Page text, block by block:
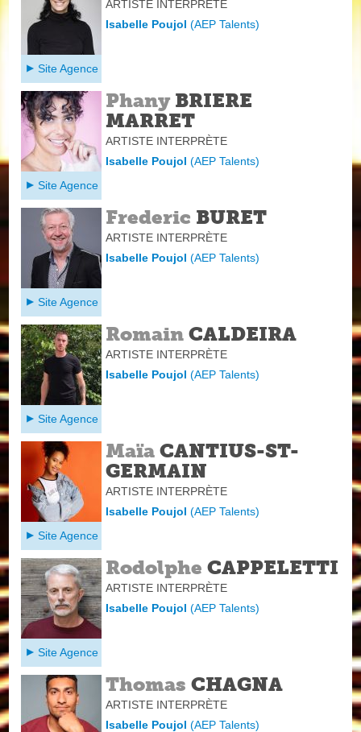
ARTISTE INTERPRÈTE
Isabelle Poujol(AEP Talents)
Site Agence
PhanyBRIERE
MARRET
ARTISTE INTERPRÈTE
Isabelle Poujol(AEP Talents)
Site Agence
Frederic BURET
ARTISTE INTERPRÈTE
Isabelle Poujol(AEP Talents)
Site Agence
Romain CALDEIRA
ARTISTE INTERPRÈTE
Isabelle Poujol(AEP Talents)
Site Agence
Maïa CANTIUS-ST-
GERMAIN
ARTISTE INTERPRÈTE
Isabelle Poujol(AEP Talents)
Site Agence
Rodolphe CAPPELETTI
ARTISTE INTERPRÈTE
Isabelle Poujol(AEP Talents)
Site Agence
Thomas CHAGNA
ARTISTE INTERPRÈTE
Isabelle Poujol(AEP Talents)